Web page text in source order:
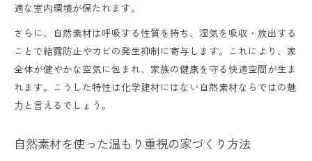
適な室内環境が保たれます。
さらに、自然素材は呼吸する性質を持ち、湿気を吸収・放出する
ことで結露防止やカビの発生抑制に寄与します。これにより、家
全体が健やかな空気に包まれ、家族の健康を守る快適空間が生ま
れます。こうした特性は化学建材にはない自然素材ならではの魅
力と言えるでしょう。
自然素材を使った温もり重視の家づくり方法